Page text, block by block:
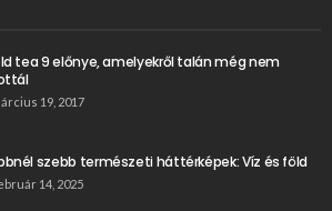
tea 9 előnye, amelyekről talán még nem
19, 2017
szebb természeti háttérképek: Víz és föld
14, 2025